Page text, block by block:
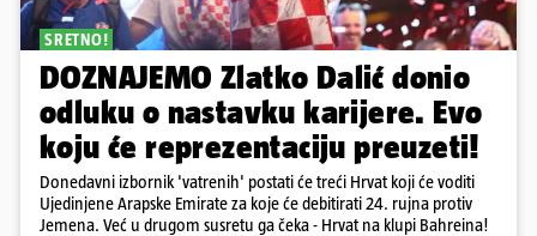
SRETNO!
DOZNAJEMO Zlatko Dalić donio
odluku o nastavku karijere. Evo
koju će reprezentaciju preuzeti!
Donedavni izbornik 'vatrenih' postati će treći Hrvat koji će voditi
Ujedinjene Arapske Emirate za koje će debitirati 24. rujna protiv
Jemena. Već u drugom susretu ga čeka - Hrvat na klupi Bahreina!